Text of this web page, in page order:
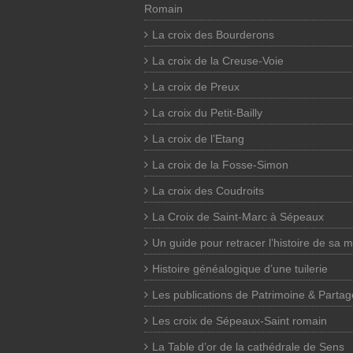
Romain
La croix des Bourderons
La croix de la Creuse-Voie
La croix de Preux
La croix du Petit-Bailly
La croix de l’Etang
La croix de la Fosse-Simon
La croix des Coudroits
La Croix de Saint-Marc à Sépeaux
Un guide pour retracer l’histoire de sa
Histoire généalogique d’une tuilerie
Les publications de Patrimoine &
Les croix de Sépeaux-Saint romain
La Table d’or de la cathédrale de Sens